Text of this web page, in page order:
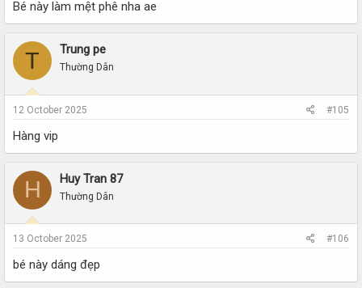
Bé này làm mệt phê nha ae
T Trung pe
Thường Dân
12 October 2025 #105
Hàng vip
H Huy Tran 87
Thường Dân
13 October 2025 #106
bé này dáng đẹp